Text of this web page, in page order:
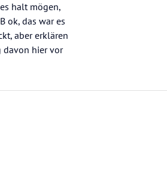
halt mögen,
ok, das war es
aber erklären
davon hier vor